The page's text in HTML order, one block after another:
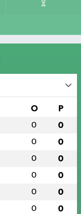
O P
0 0
0 0
0 0
0 0
0 0
0 0